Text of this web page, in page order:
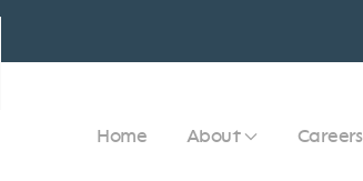
Home About Careers